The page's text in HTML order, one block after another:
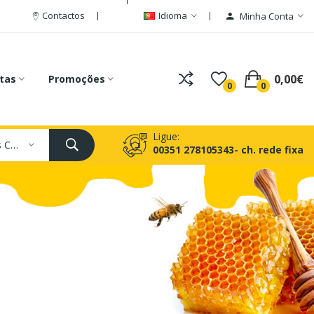
Contactos Idioma Minha Conta
Promoções
0 0 0,00€
Todas As Categorias
Ligue:
00351 278105343- ch. rede fixa